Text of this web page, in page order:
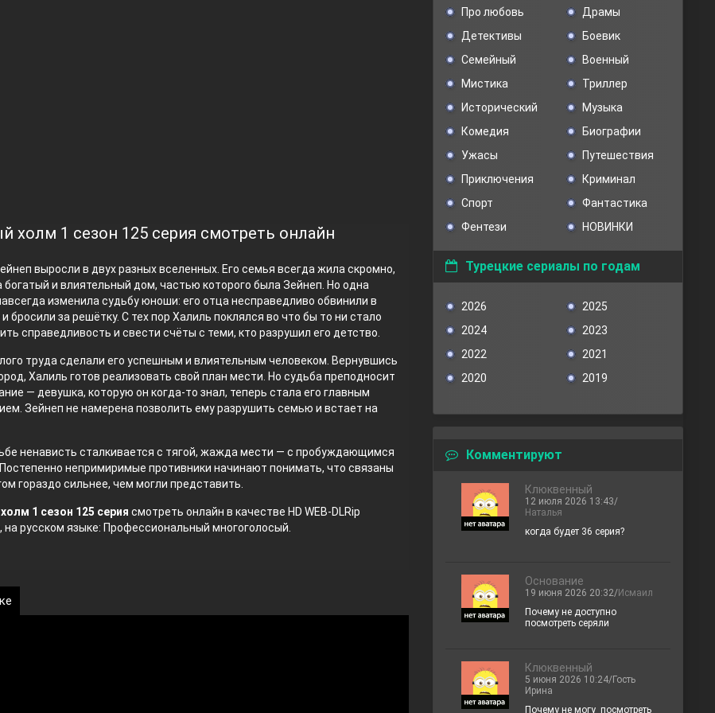
холм 1 сезон 125 серия смотреть онлайн
выросли в двух разных вселенных. Его семья всегда жила скромно,
богатый и влиятельный дом, частью которого была Зейнеп. Но одна
изменила судьбу юноши: его отца несправедливо обвинили в
бросили за решётку. С тех пор Халиль поклялся во что бы то ни стало
справедливость и свести счёты с теми, кто разрушил его детство.
труда сделали его успешным и влиятельным человеком. Вернувшись
Халиль готов реализовать свой план мести. Но судьба преподносит
— девушка, которую он когда-то знал, теперь стала его главным
Зейнеп не намерена позволить ему разрушить семью и встает на
ненависть сталкивается с тягой, жажда мести — с пробуждающимся
непримиримые противники начинают понимать, что связаны
гораздо сильнее, чем могли представить.
1 сезон 125 серия смотреть онлайн в качестве HD WEB-DLRip
на русском языке: Профессиональный многоголосый.
Про любовь
Драмы
Детективы
Боевик
Семейный
Военный
Мистика
Триллер
Исторический
Музыка
Комедия
Биографии
Ужасы
Путешествия
Приключения
Криминал
Спорт
Фантастика
Фентези
НОВИНКИ
Турецкие сериалы по годам
2026
2025
2024
2023
2022
2021
2020
2019
Комментируют
Клюквенный
12 июля 2026 13:43/
Наталья
когда будет 36 серия?
Основание
19 июня 2026 20:32/Исмаил
Почему не доступно
посмотреть серяли
Клюквенный
5 июня 2026 10:24/Гость
Ирина
Почему не могу посмотреть